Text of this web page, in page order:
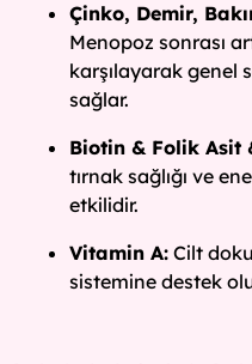
Çinko, Demir,
Menopoz sonrası
karşılayarak genel
sağlar.
Biotin & Folik Asit
tırnak sağlığı ve
etkilidir.
Vitamin A: Cilt
sistemine destek